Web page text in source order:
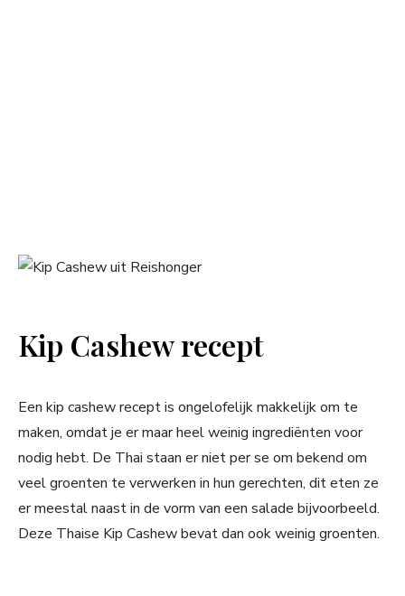
Kip Cashew recept
Een kip cashew recept is ongelofelijk makkelijk om te
maken, omdat je er maar heel weinig ingrediënten voor
nodig hebt. De Thai staan er niet per se om bekend om
veel groenten te verwerken in hun gerechten, dit eten ze
er meestal naast in de vorm van een salade bijvoorbeeld.
Deze Thaise Kip Cashew bevat dan ook weinig groenten.